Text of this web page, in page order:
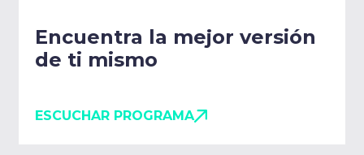
Encuentra la mejor versión
de ti mismo
ESCUCHAR PROGRAMA